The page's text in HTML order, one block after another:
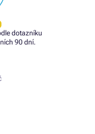
dotazníku
90 dní.